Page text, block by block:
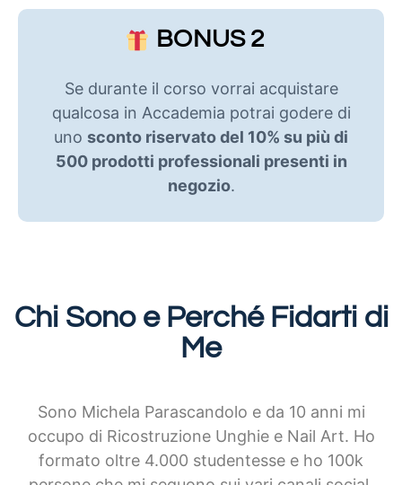
BONUS 2
Se durante il corso vorrai acquistare
qualcosa in Accademia potrai godere di
uno sconto riservato del 10% su più di
500 prodotti professionali presenti in
negozio.
Chi Sono e Perché Fidarti di
Me
Sono Michela Parascandolo e da 10 anni mi
occupo di Ricostruzione Unghie e Nail Art. Ho
formato oltre 4.000 studentesse e ho 100k